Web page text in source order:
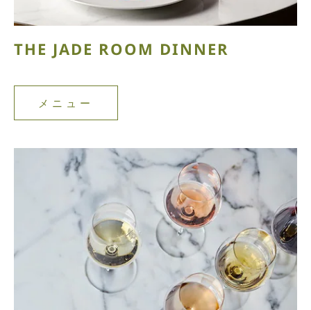
THE JADE ROOM DINNER
メニュー
メ
ニ
ー